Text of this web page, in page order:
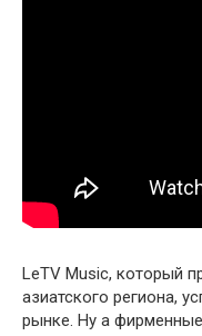
LeTV Music, который
азиатского региона,
рынке. Ну а